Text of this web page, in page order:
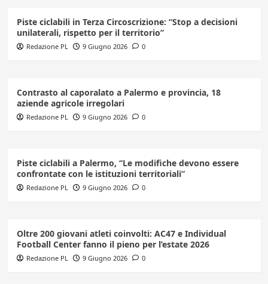
Piste ciclabili in Terza Circoscrizione: “Stop a decisioni
unilaterali, rispetto per il territorio”
Redazione PL 9 Giugno 2026 0
Contrasto al caporalato a Palermo e provincia, 18
aziende agricole irregolari
Redazione PL 9 Giugno 2026 0
Piste ciclabili a Palermo, “Le modifiche devono essere
confrontate con le istituzioni territoriali”
Redazione PL 9 Giugno 2026 0
Oltre 200 giovani atleti coinvolti: AC47 e Individual
Football Center fanno il pieno per l’estate 2026
Redazione PL 9 Giugno 2026 0